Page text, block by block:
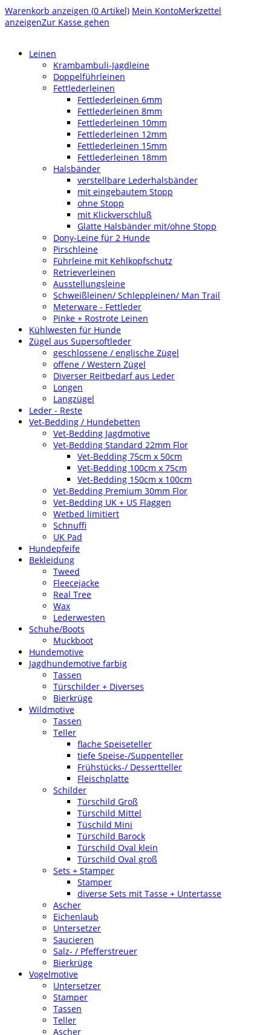
Warenkorb anzeigen (0 Artikel) Mein KontoMerkzettel
anzeigenZur Kasse gehen
Leinen
Krambambuli-Jagdleine
Doppelführleinen
Fettlederleinen
Fettlederleinen 6mm
Fettlederleinen 8mm
Fettlederleinen 10mm
Fettlederleinen 12mm
Fettlederleinen 15mm
Fettlederleinen 18mm
Halsbänder
verstellbare Lederhalsbänder
mit eingebautem Stopp
ohne Stopp
mit Klickverschluß
Glatte Halsbänder mit/ohne Stopp
Dony-Leine für 2 Hunde
Pirschleine
Führleine mit Kehlkopfschutz
Retrieverleinen
Ausstellungsleine
Schweißleinen/ Schleppleinen/ Man Trail
Meterware - Fettleder
Pinke + Rostrote Leinen
Kühlwesten für Hunde
Zügel aus Supersoftleder
geschlossene / englische Zügel
offene / Western Zügel
Diverser Reitbedarf aus Leder
Longen
Langzügel
Leder - Reste
Vet-Bedding / Hundebetten
Vet-Bedding Jagdmotive
Vet-Bedding Standard 22mm Flor
Vet-Bedding 75cm x 50cm
Vet-Bedding 100cm x 75cm
Vet-Bedding 150cm x 100cm
Vet-Bedding Premium 30mm Flor
Vet-Bedding UK + US Flaggen
Wetbed limitiert
Schnuffi
UK Pad
Hundepfeife
Bekleidung
Tweed
Fleecejacke
Real Tree
Wax
Lederwesten
Schuhe/Boots
Muckboot
Hundemotive
Jagdhundemotive farbig
Tassen
Türschilder + Diverses
Bierkrüge
Wildmotive
Tassen
Teller
flache Speiseteller
tiefe Speise-/Suppenteller
Frühstücks-/ Dessertteller
Fleischplatte
Schilder
Türschild Groß
Türschild Mittel
Tüschild Mini
Türschild Barock
Türschild Oval klein
Türschild Oval groß
Sets + Stamper
Stamper
diverse Sets mit Tasse + Untertasse
Ascher
Eichenlaub
Untersetzer
Saucieren
Salz- / Pfefferstreuer
Bierkrüge
Vogelmotive
Untersetzer
Stamper
Tassen
Teller
Ascher